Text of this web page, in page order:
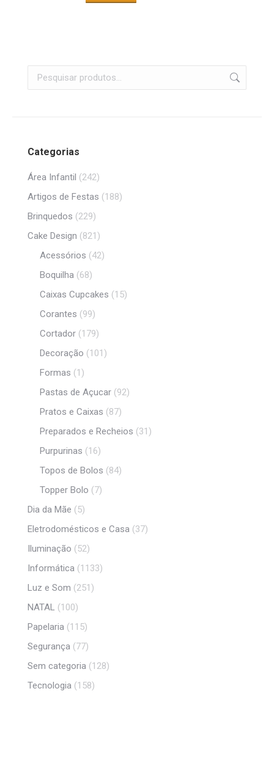
Categorias
Área Infantil (242)
Artigos de Festas (188)
Brinquedos (229)
Cake Design (821)
Acessórios (42)
Boquilha (68)
Caixas Cupcakes (15)
Corantes (99)
Cortador (179)
Decoração (101)
Formas (1)
Pastas de Açucar (92)
Pratos e Caixas (87)
Preparados e Recheios (31)
Purpurinas (16)
Topos de Bolos (84)
Topper Bolo (7)
Dia da Mãe (5)
Eletrodomésticos e Casa (37)
Iluminação (52)
Informática (1133)
Luz e Som (251)
NATAL (100)
Papelaria (115)
Segurança (77)
Sem categoria (128)
Tecnologia (158)